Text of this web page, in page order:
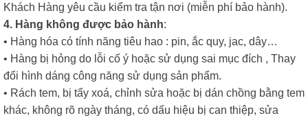
Khách Hàng yêu cầu kiểm tra tận nơi (miễn phí bảo hành).
4. Hàng không được bảo hành:
• Hàng hóa có tính năng tiêu hao : pin, ắc quy, jac, dây…
• Hàng bị hỏng do lỗi cố ý hoặc sử dụng sai mục đích , Thay
đổi hình dáng công năng sử dụng sản phẩm.
• Rách tem, bị tẩy xoá, chỉnh sửa hoặc bị dán chồng bằng tem
khác, không rõ ngày tháng, có dấu hiệu bị can thiệp, sửa